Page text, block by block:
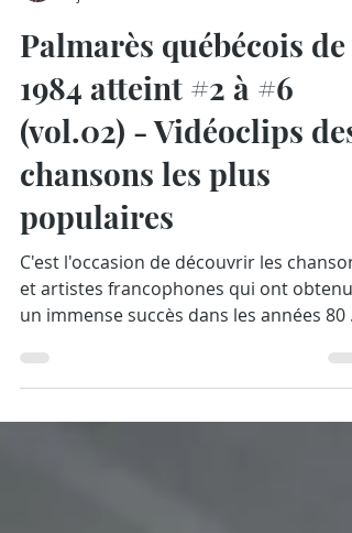
2 juil. 2020
Palmarès québécois de
1984 atteint #2 à #6
(vol.02) - Vidéoclips des
chansons les plus
populaires
C'est l'occasion de découvrir les
et artistes francophones qui ont obtenu
un immense succès dans les années 80